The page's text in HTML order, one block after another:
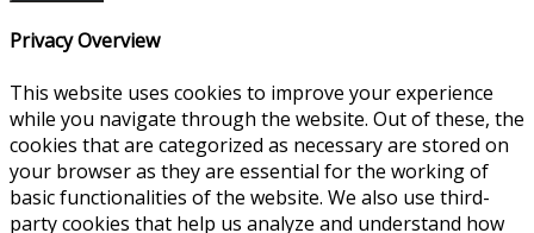
Privacy Overview
This website uses cookies to improve your experience
while you navigate through the website. Out of these, the
cookies that are categorized as necessary are stored on
your browser as they are essential for the working of
basic functionalities of the website. We also use third-
party cookies that help us analyze and understand how